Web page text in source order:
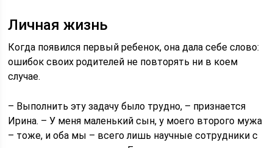
Личная жизнь
Когда появился первый ребенок, она дала себе слово:
ошибок своих родителей не повторять ни в коем
случае.
– Выполнить эту задачу было трудно, – признается
Ирина. – У меня маленький сын, у моего второго мужа
– тоже, и оба мы – всего лишь научные сотрудники с